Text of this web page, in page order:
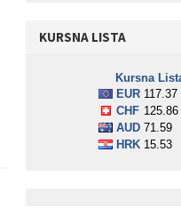
KURSNA LISTA